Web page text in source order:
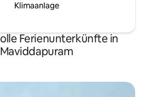
Klimaanlage
Ferienunterkünfte in
Maviddapuram